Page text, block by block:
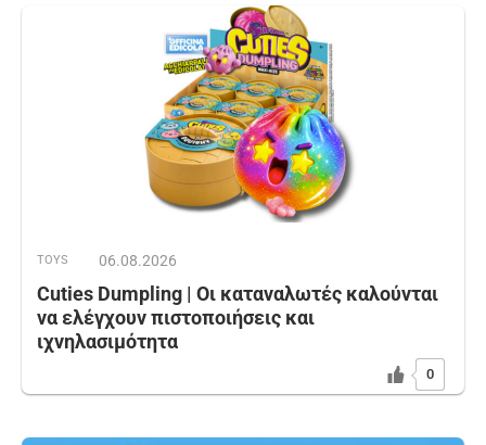
TOYS 06.08.2026
Cuties Dumpling | Οι καταναλωτές καλούνται
να ελέγχουν πιστοποιήσεις και
ιχνηλασιμότητα
0